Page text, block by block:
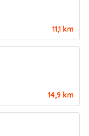
11,1 km
14,9 km